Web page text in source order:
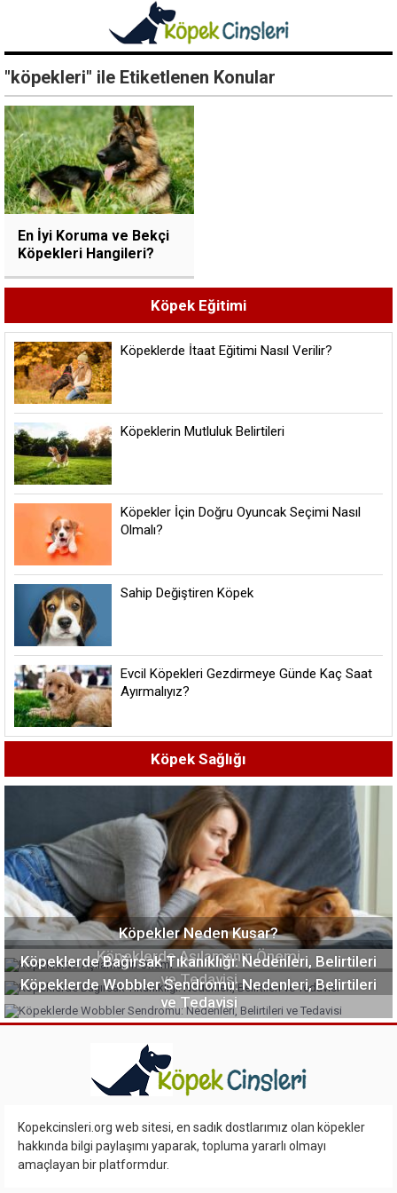
"köpekleri" ile Etiketlenen Konular
En İyi Koruma ve Bekçi
Köpekleri Hangileri?
Köpek Eğitimi
Köpeklerde İtaat Eğitimi Nasıl Verilir?
Köpeklerin Mutluluk Belirtileri
Köpekler İçin Doğru Oyuncak Seçimi Nasıl
Olmalı?
Sahip Değiştiren Köpek
Evcil Köpekleri Gezdirmeye Günde Kaç Saat
Ayırmalıyız?
Köpek Sağlığı
Köpekler Neden Kusar?
Köpeklerde Aşılamanın Önemi
Köpeklerde Bağırsak Tıkanıklığı: Nedenleri, Belirtileri
ve Tedavisi
Köpeklerde Wobbler Sendromu: Nedenleri, Belirtileri
ve Tedavisi
Kopekcinsleri.org web sitesi, en sadık dostlarımız olan köpekler
hakkında bilgi paylaşımı yaparak, topluma yararlı olmayı
amaçlayan bir platformdur.